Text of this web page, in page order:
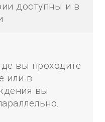
доступны и в
вы проходите
или в
вы